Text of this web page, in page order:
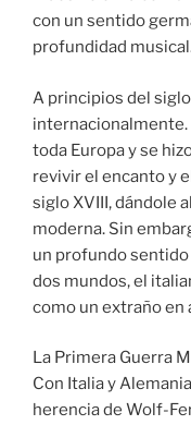
con un sentido
profundidad
A principios del
internacionalmente.
toda Europa y se
revivir el encanto y
siglo XVIII, dándole
moderna. Sin
un profundo
dos mundos, el
como un extraño en
La Primera Guerra
Con Italia y
herencia de Wolf-